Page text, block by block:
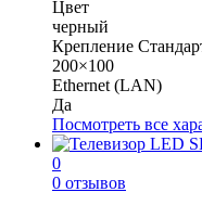
Цвет
черный
Крепление
200×100
Ethernet (LAN)
Да
Посмотреть все
0
0 отзывов